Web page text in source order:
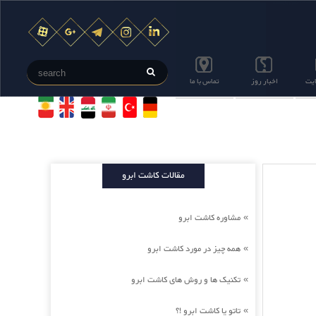
اخبار روز تماس با ما
مقالات کاشت ابرو
» مشاوره کاشت ابرو
» همه چیز در مورد کاشت ابرو
» تکنیک ها و روش های کاشت ابرو
» تاتو یا کاشت ابرو !؟